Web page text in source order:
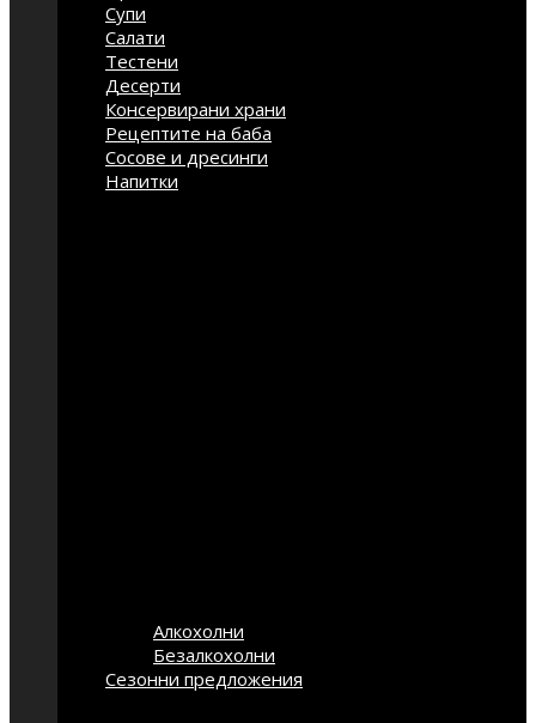
Супи
Салати
Тестени
Десерти
Консервирани храни
Рецептите на баба
Сосове и дресинги
Напитки
Алкохолни
Безалкохолни
Сезонни предложения